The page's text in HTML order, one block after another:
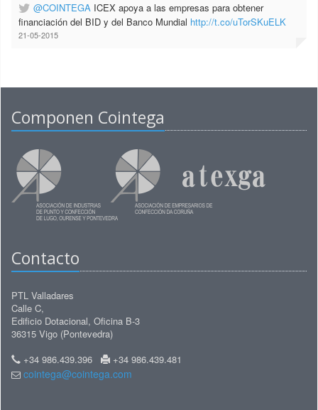
@COINTEGA ICEX apoya a las empresas para obtener
financiación del BID y del Banco Mundial http://t.co/uTorSKuELK
21-05-2015
Componen Cointega
Contacto
PTL Valladares
Calle C,
Edificio Dotacional, Oficina B-3
36315 Vigo (Pontevedra)
+34 986.439.396
+34 986.439.481
cointega@cointega.com